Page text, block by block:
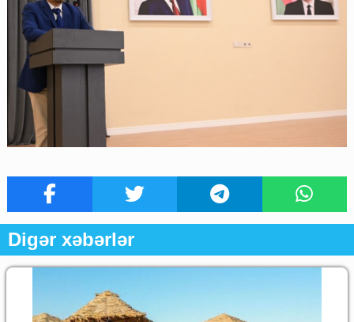
Digər xəbərlər